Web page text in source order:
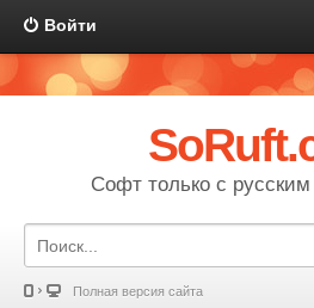
Войти
Софт только с
Полная версия сайта